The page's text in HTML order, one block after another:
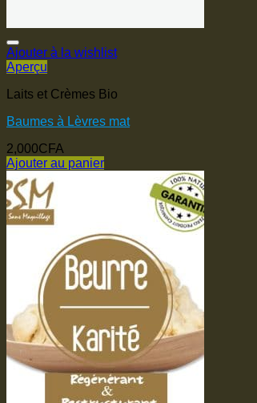
Ajouter à la wishlist
Aperçu
Laits et Crèmes Bio
Baumes à Lèvres mat
2,000CFA
Ajouter au panier